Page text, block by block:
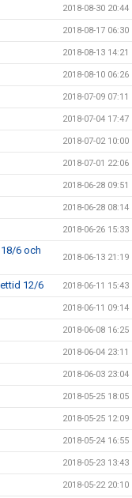
2018-08-30 20:44
2018-08-17 06:30
2018-08-13 14:21
2018-08-10 06:26
2018-07-09 07:11
2018-07-04 17:47
2018-07-02 10:00
2018-07-01 22:06
2018-06-28 09:51
2018-06-28 08:14
2018-06-26 15:33
6 och
2018-06-13 21:19
12/6 2018-06-11 15:43
2018-06-11 09:14
2018-06-08 16:25
2018-06-04 23:11
2018-06-03 23:04
2018-05-25 18:05
2018-05-25 12:09
2018-05-24 16:55
2018-05-23 13:43
2018-05-22 20:10